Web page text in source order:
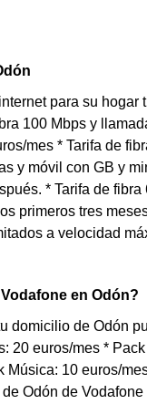
para su
100 Mbps y
mes * Tarifa de
y móvil con GB y
* Tarifa de
primeros tres
a velocidad
en Odón?
domicilio de Odón
20 euros/mes *
10 euros/
Odón de